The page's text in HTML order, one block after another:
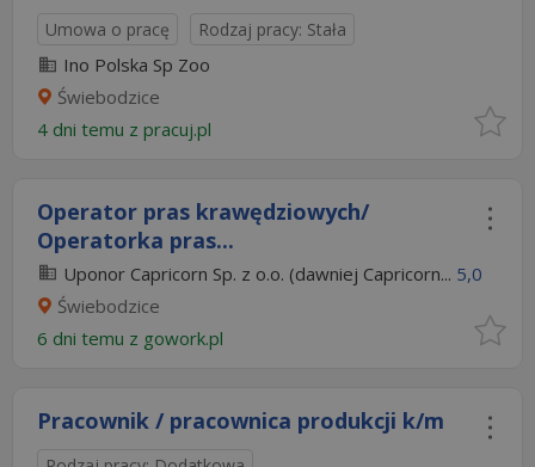
Umowa o pracę Rodzaj pracy: Stała
Ino Polska Sp Zoo
Świebodzice
4 dni temu z pracuj.pl
Operator pras krawędziowych/
Operatorka pras...
Uponor Capricorn Sp. z o.o. (dawniej Capricorn... 5,0
Świebodzice
6 dni temu z gowork.pl
Pracownik / pracownica produkcji k/m